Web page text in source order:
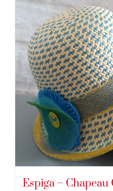
Espiga – Chapeau